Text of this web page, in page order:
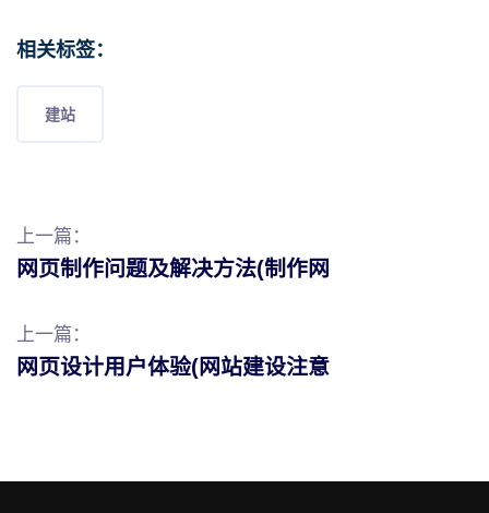
相关标签：
建站
上一篇：
网页制作问题及解决方法(制作网
上一篇：
网页设计用户体验(网站建设注意